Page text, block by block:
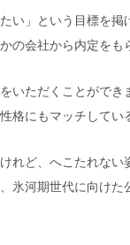
い」という目標を
の会社から内定をも
いただくことがで
格にもマッチしてい
れど、へこたれな
氷河期世代に向け